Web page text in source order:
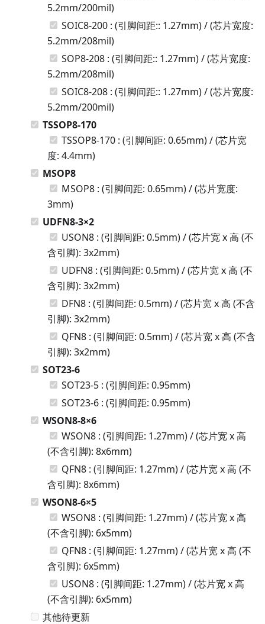
5.2mm/200mil)
SOIC8-200 : (引脚间距:: 1.27mm) / (芯片宽度:
5.2mm/208mil)
SOP8-208 : (引脚间距:: 1.27mm) / (芯片宽度:
5.2mm/208mil)
SOIC8-208 : (引脚间距:: 1.27mm) / (芯片宽度:
5.2mm/200mil)
TSSOP8-170
TSSOP8-170 : (引脚间距: 0.65mm) / (芯片宽
度: 4.4mm)
MSOP8
MSOP8 : (引脚间距: 0.65mm) / (芯片宽度:
3mm)
UDFN8-3×2
USON8 : (引脚间距: 0.5mm) / (芯片宽 x 高 (不
含引脚): 3x2mm)
UDFN8 : (引脚间距: 0.5mm) / (芯片宽 x 高 (不
含引脚): 3x2mm)
DFN8 : (引脚间距: 0.5mm) / (芯片宽 x 高 (不含
引脚): 3x2mm)
QFN8 : (引脚间距: 0.5mm) / (芯片宽 x 高 (不含
引脚): 3x2mm)
SOT23-6
SOT23-5 : (引脚间距: 0.95mm)
SOT23-6 : (引脚间距: 0.95mm)
WSON8-8×6
WSON8 : (引脚间距: 1.27mm) / (芯片宽 x 高
(不含引脚): 8x6mm)
QFN8 : (引脚间距: 1.27mm) / (芯片宽 x 高 (不
含引脚): 8x6mm)
WSON8-6×5
WSON8 : (引脚间距: 1.27mm) / (芯片宽 x 高
(不含引脚): 6x5mm)
QFN8 : (引脚间距: 1.27mm) / (芯片宽 x 高 (不
含引脚): 6x5mm)
USON8 : (引脚间距: 1.27mm) / (芯片宽 x 高
(不含引脚): 6x5mm)
其他待更新